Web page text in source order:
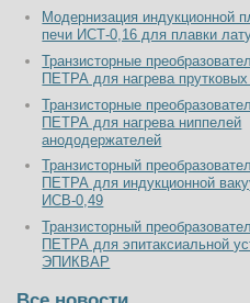
Модернизация индукционной
печи ИСТ-0,16 для плавки
Транзисторные
ПЕТРА для нагрева прутковых
Транзисторные
ПЕТРА для нагрева ниппелей
анододержателей
Транзисторный
ПЕТРА для индукционной
ИСВ-0,49
Транзисторный
ПЕТРА для эпитаксиальной
ЭПИКВАР